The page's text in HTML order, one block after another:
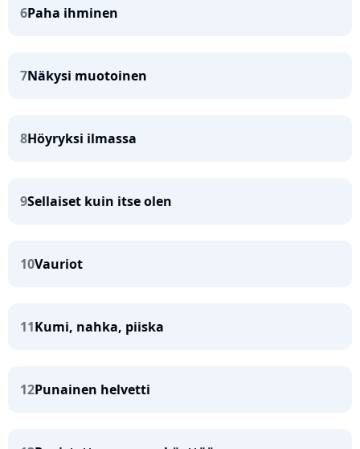
6Paha ihminen
7Näkysi muotoinen
8Höyryksi ilmassa
9Sellaiset kuin itse olen
10Vauriot
11Kumi, nahka, piiska
12Punainen helvetti